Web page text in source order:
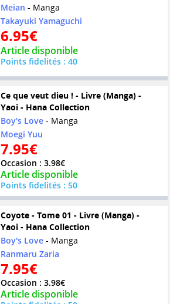
Meian - Manga
Takayuki Yamaguchi
6.95€
Article disponible
Points fidelités : 40
Ce que veut dieu ! - Livre (Manga) -
Yaoi - Hana Collection
Boy's Love- Manga
Moegi Yuu
7.95€
Occasion : 3.98€
Article disponible
Points fidelités : 50
Coyote - Tome 01 - Livre (Manga) -
Yaoi - Hana Collection
Boy's Love- Manga
Ranmaru Zaria
7.95€
Occasion : 3.98€
Article disponible